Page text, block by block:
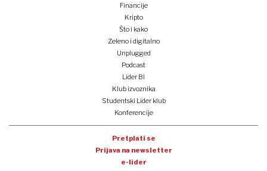
Allianz u prvom polugodištu povećao prihode na 98,6 milijardi eura